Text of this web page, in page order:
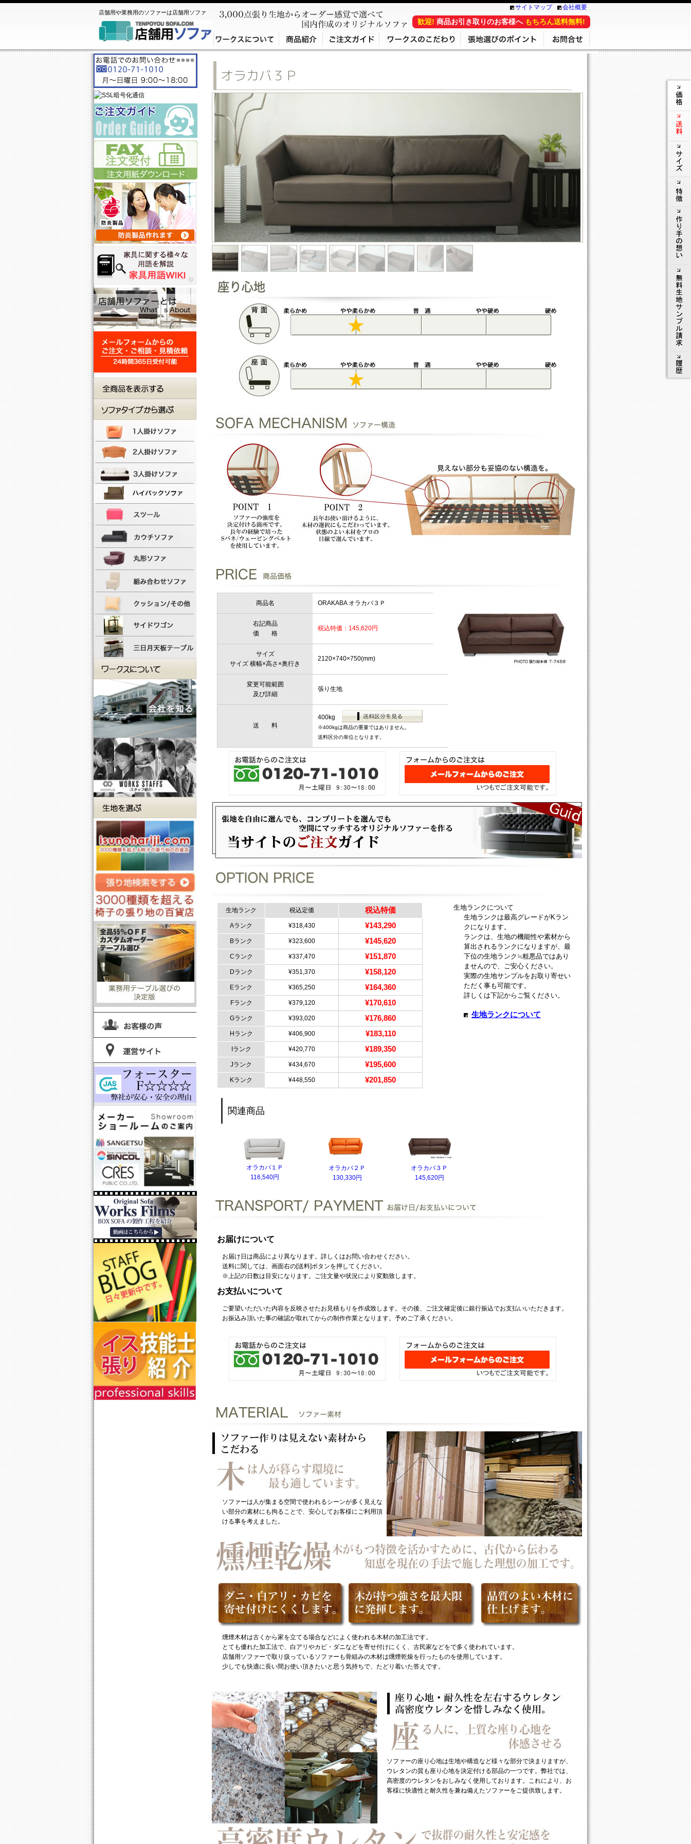
サイトマップ 会社概要
歓迎! 商品お引き取りのお客様へ もちろん送料無料!
店舗用や業務用のソファーは店舗用ソファ
オラカバ３Ｐ
商品名 ORAKABA オラカバ３Ｐ
右記商品
価 格
税込特価：145,620円
サイズ
サイズ 横幅×高さ×奥行き
2120×740×750(mm)
変更可能範囲
及び詳細
張り生地
送 料
400kg
※400kgは商品の重量ではありません。
送料区分の単位となります。
生地ランクについて
生地ランクは最高グレードがKラン
クになります。
ランクは、生地の機能性や素材から
算出されるランクになりますが、最
下位の生地ランク≒粗悪品ではあり
ませんので、ご安心ください。
実際の生地サンプルをお取り寄せい
ただく事も可能です。
詳しくは下記からご覧ください。
生地ランクについて
生地ランク 税込定価 税込特価
Aランク ¥318,430 ¥143,290
Bランク ¥323,600 ¥145,620
Cランク ¥337,470 ¥151,870
Dランク ¥351,370 ¥158,120
Eランク ¥365,250 ¥164,360
Fランク ¥379,120 ¥170,610
Gランク ¥393,020 ¥176,860
Hランク ¥406,900 ¥183,110
Iランク ¥420,770 ¥189,350
Jランク ¥434,670 ¥195,600
Kランク ¥448,550 ¥201,850
関連商品
オラカバ１Ｐ
116,540円
オラカバ２Ｐ
130,330円
オラカバ３Ｐ
145,620円
お届けについて
お届け日は商品により異なります。詳しくはお問い合わせください。
送料に関しては、画面右の[送料]ボタンを押してください。
※上記の日数は目安になります。ご注文量や状況により変動致します。
お支払いについて
ご要望いただいた内容を反映させたお見積もりを作成致します。その後、ご注文確定後に銀行振込でお支払いいただきます。
お振込み頂いた事の確認が取れてからの制作作業となります。予めご了承ください。
ソファーは人が集まる空間で使われるシーンが多く見えな
い部分の素材にも拘ることで、安心してお客様にご利用頂
ける事を考えました。
燻煙木材は古くから家を立てる場合などによく使われる木材の加工法です。
とても優れた加工法で、白アリやカビ・ダニなどを寄せ付けにくく、古民家などをで多く使われています。
店舗用ソファーで取り扱っているソファーも骨組みの木材は燻煙乾燥を行ったものを使用しています。
少しでも快適に長い間お使い頂きたいと思う気持ちで、たどり着いた答えです。
ソファーの座り心地は生地や構造など様々な部分で決まりますが、
ウレタンの質も座り心地を決定付ける部品の一つです。弊社では、
高密度のウレタンをおしみなく使用しております。これにより、お
客様に快適性と耐久性を兼ね備えたソファーをご提供致します。